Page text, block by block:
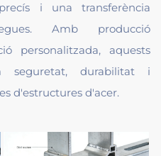
i una transferència
Amb producció
personalitzada, aquests
seguretat, durabilitat i
d'estructures d'acer.